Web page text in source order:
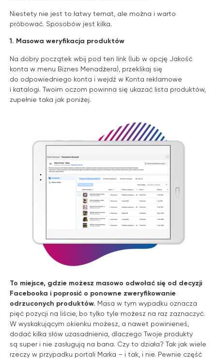
Niestety nie jest to łatwy temat, ale można i warto
próbować. Sposobów jest kilka.
1. Masowa weryfikacja produktów
Na dobry początek wbij pod ten link (lub w opcję Jakość
konta w menu Biznes Menadżera), przeklikaj się
do odpowiedniego konta i wejdź w Konta reklamowe
i katalogi. Twoim oczom powinna się ukazać lista produktów,
zupełnie taka jak poniżej.
To miejsce, gdzie możesz masowo odwołać się od decyzji
Facebooka i poprosić o ponowne zweryfikowanie
odrzuconych produktów. Masa w tym wypadku oznacza
pięć pozycji na liście, bo tylko tyle możesz na raz zaznaczyć.
W wyskakującym okienku możesz, a nawet powinieneś,
dodać kilka słów uzasadnienia, dlaczego Twoje produkty
są super i nie zasługują na bana. Czy to działa? Tak jak wiele
rzeczy w przypadku portali Marka – i tak, i nie. Pewnie część